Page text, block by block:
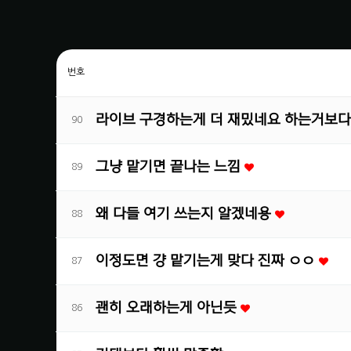
번호
90 라이브 구경하는게 더 재밌네요 하는거보
89 그냥 맡기면 끝나는 느낌
88 왜 다들 여기 쓰는지 알겠네용
87 이정도면 걍 맡기는게 맞다 진짜 ㅇㅇ
86 괜히 오래하는게 아닌듯